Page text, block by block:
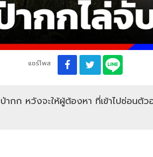
แชร์โพส
ากก หวังจะให้ผู้ต้องหา ที่เข้าไปซ่อนตั